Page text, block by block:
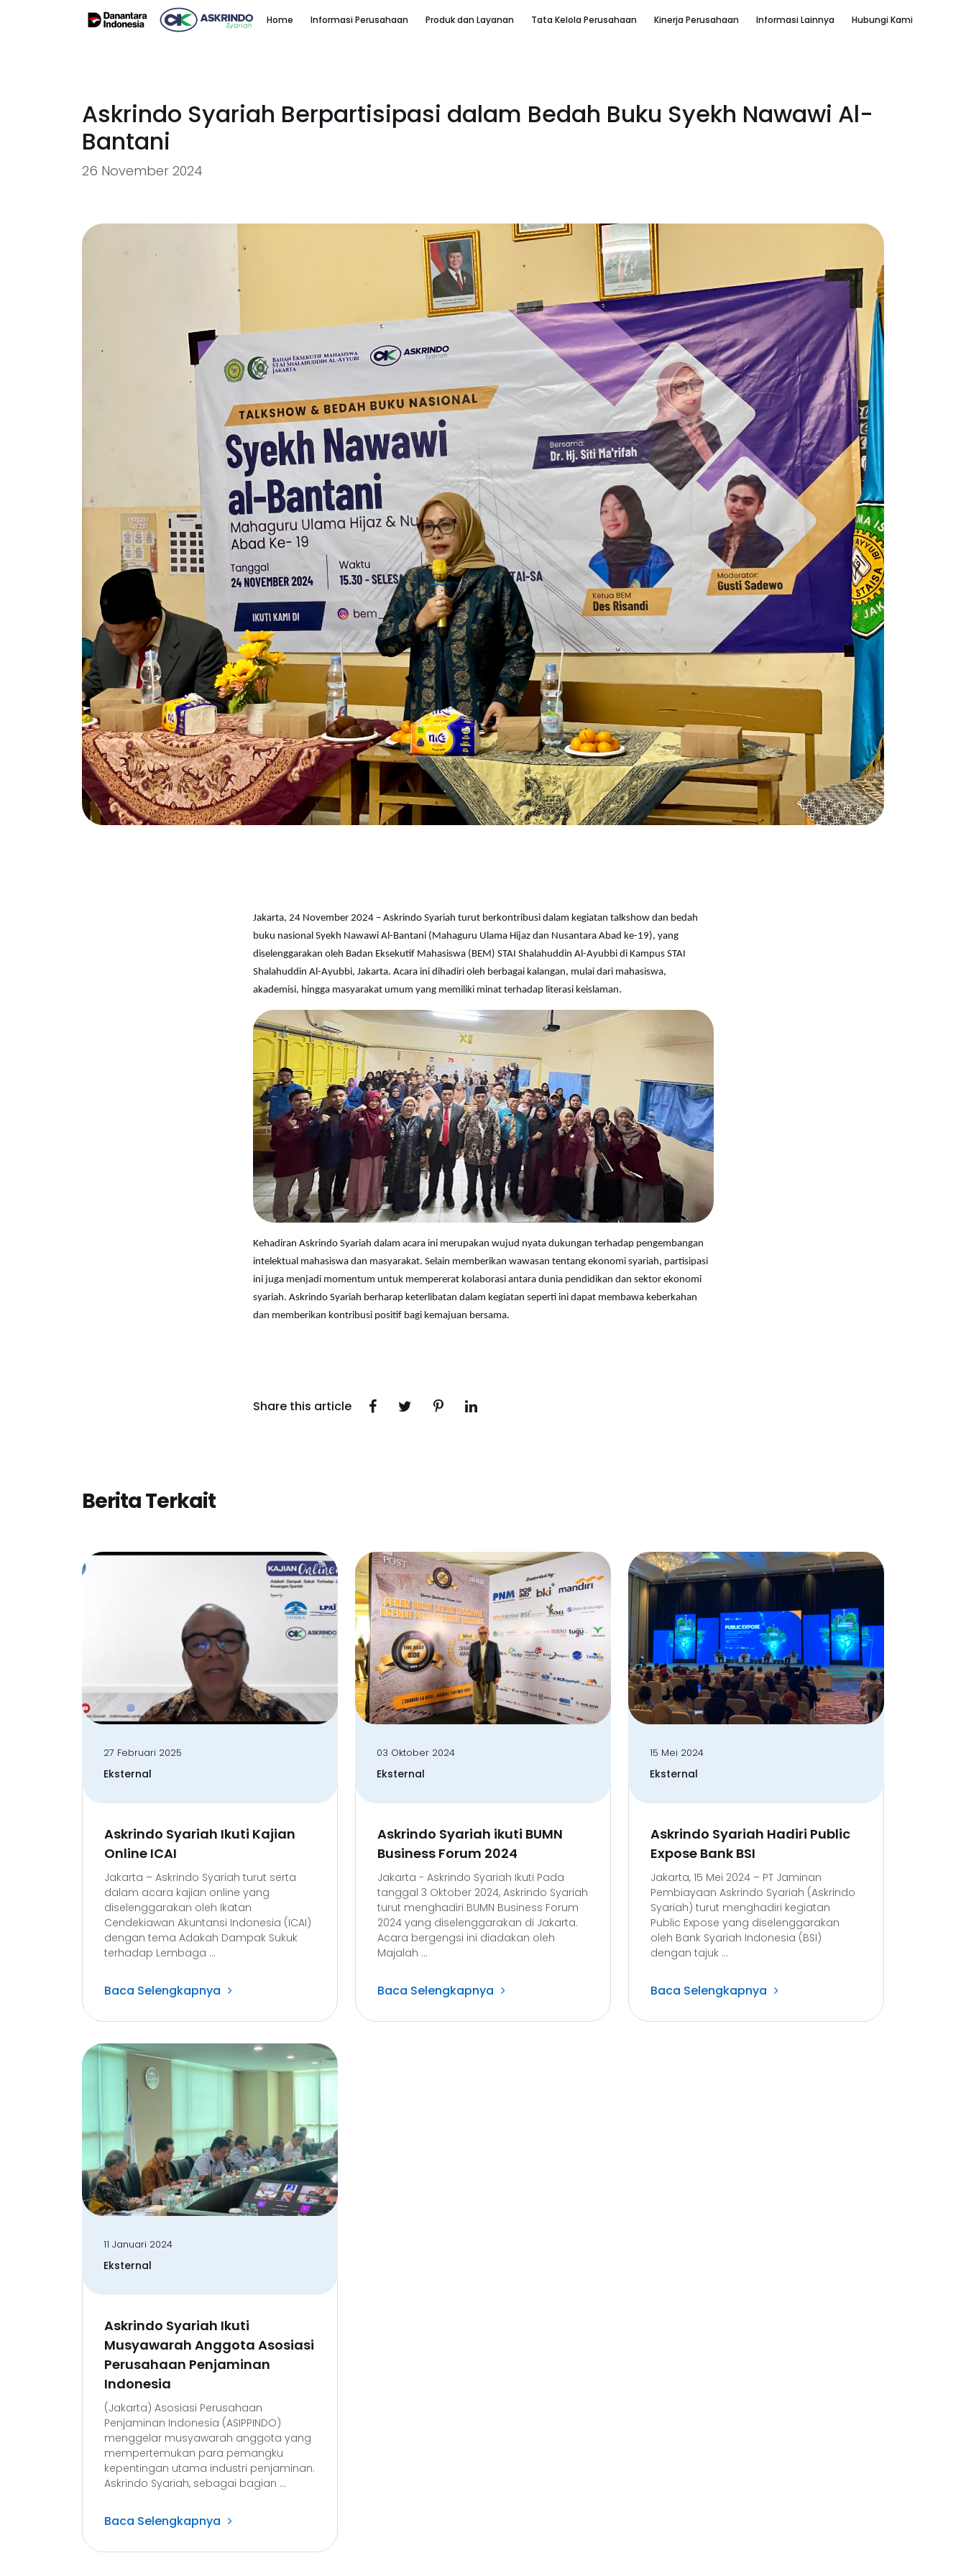
Home Informasi Perusahaan Produk dan Layanan Tata Kelola Perusahaan Kinerja Perusahaan Informasi Lainnya Hubungi Kami
Askrindo Syariah Berpartisipasi dalam Bedah Buku Syekh Nawawi Al-
Bantani
26 November 2024
Jakarta, 24 November 2024 – Askrindo Syariah turut berkontribusi dalam kegiatan talkshow dan bedah
buku nasional Syekh Nawawi Al-Bantani (Mahaguru Ulama Hijaz dan Nusantara Abad ke-19), yang
diselenggarakan oleh Badan Eksekutif Mahasiswa (BEM) STAI Shalahuddin Al-Ayubbi di Kampus STAI
Shalahuddin Al-Ayubbi, Jakarta. Acara ini dihadiri oleh berbagai kalangan, mulai dari mahasiswa,
akademisi, hingga masyarakat umum yang memiliki minat terhadap literasi keislaman.
Kehadiran Askrindo Syariah dalam acara ini merupakan wujud nyata dukungan terhadap pengembangan
intelektual mahasiswa dan masyarakat. Selain memberikan wawasan tentang ekonomi syariah, partisipasi
ini juga menjadi momentum untuk mempererat kolaborasi antara dunia pendidikan dan sektor ekonomi
syariah. Askrindo Syariah berharap keterlibatan dalam kegiatan seperti ini dapat membawa keberkahan
dan memberikan kontribusi positif bagi kemajuan bersama.
Share this article
Berita Terkait
27 Februari 2025
Eksternal
Askrindo Syariah Ikuti Kajian
Online ICAI
Jakarta – Askrindo Syariah turut serta
dalam acara kajian online yang
diselenggarakan oleh Ikatan
Cendekiawan Akuntansi Indonesia (ICAI)
dengan tema Adakah Dampak Sukuk
terhadap Lembaga ...
Baca Selengkapnya
03 Oktober 2024
Eksternal
Askrindo Syariah ikuti BUMN
Business Forum 2024
Jakarta - Askrindo Syariah Ikuti Pada
tanggal 3 Oktober 2024, Askrindo Syariah
turut menghadiri BUMN Business Forum
2024 yang diselenggarakan di Jakarta.
Acara bergengsi ini diadakan oleh
Majalah ...
Baca Selengkapnya
15 Mei 2024
Eksternal
Askrindo Syariah Hadiri Public
Expose Bank BSI
Jakarta, 15 Mei 2024 – PT Jaminan
Pembiayaan Askrindo Syariah (Askrindo
Syariah) turut menghadiri kegiatan
Public Expose yang diselenggarakan
oleh Bank Syariah Indonesia (BSI)
dengan tajuk ...
Baca Selengkapnya
11 Januari 2024
Eksternal
Askrindo Syariah Ikuti
Musyawarah Anggota Asosiasi
Perusahaan Penjaminan
Indonesia
(Jakarta) Asosiasi Perusahaan
Penjaminan Indonesia (ASIPPINDO)
menggelar musyawarah anggota yang
mempertemukan para pemangku
kepentingan utama industri penjaminan.
Askrindo Syariah, sebagai bagian ...
Baca Selengkapnya